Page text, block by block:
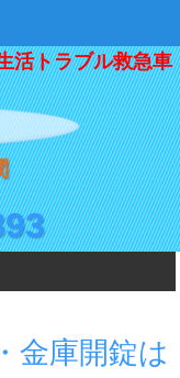
活トラブル救急車
金庫開錠は